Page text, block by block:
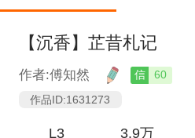
【沉香】芷昔札记
作者:傅知然 信
60
作品ID:1631273
L3 3.9万